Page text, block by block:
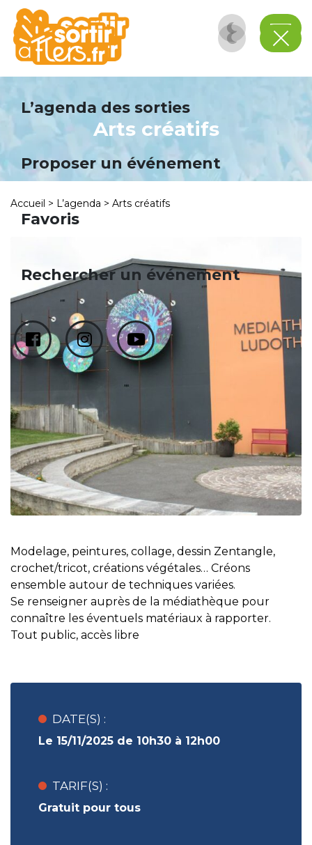
L’agenda des sorties
Proposer un événement
Favoris
Rechercher un événement
Arts créatifs
Accueil > L’agenda > Arts créatifs
Modelage, peintures, collage, dessin Zentangle,
crochet/tricot, créations végétales… Créons
ensemble autour de techniques variées.
Se renseigner auprès de la médiathèque pour
connaître les éventuels matériaux à rapporter.
Tout public, accès libre
DATE(S) :
Le 15/11/2025 de 10h30 à 12h00
TARIF(S) :
Gratuit pour tous
Panneau de gestion des cookies